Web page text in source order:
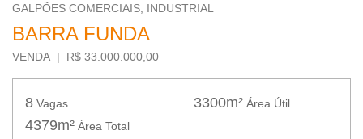
GALPÕES COMERCIAIS, INDUSTRIAL
BARRA FUNDA
VENDA | R$ 33.000.000,00
8 Vagas 3300m² Área Útil
4379m² Área Total